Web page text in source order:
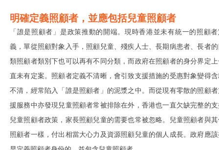
明確定義照顧者，並應包括兒童照顧者
「誰是照顧者」是政策推動的開端。現時香港並未有統一的照顧者
義，單從照顧對象入手，照顧兒童、殘疾人士、長期病患者、長者
類照顧者類別下也可以再有不同分類，而政府在照顧者的身分界定
直未有定案。照顧者定義不清晰，會引致支援措施的受惠對象變得
不清，經常陷入「誰是照顧者」的泥漿之中。而從現有零散的照顧
援服務中亦發現兒童照顧者常被排除在外，香港也一直欠缺完整的
兒童照顧者政策，家長照顧兒童的需要也常被忽略。兒童照顧者與
照顧者一樣，付出相當大心力及資源照顧兒童的個人成長。政府應